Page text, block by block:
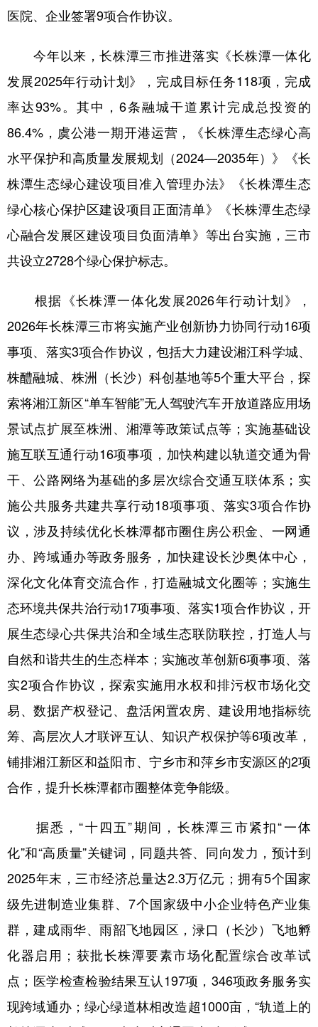
辽宁 吉林
山东 河南 湖北 湖南
广东 广西 海南 重庆
四川 贵州 云南 西藏
陕西 甘肃 青海 宁夏
新疆 内蒙古 黑龙江
Русский язык 日本語 한국어
医院、企业签署9项合作协议。
今年以来，长株潭三市推进落实《长株潭一体化
发展2025年行动计划》，完成目标任务118项，完成
率达93%。其中，6条融城干道累计完成总投资的
86.4%，虞公港一期开港运营，《长株潭生态绿心高
水平保护和高质量发展规划（2024—2035年）》《长
株潭生态绿心建设项目准入管理办法》《长株潭生态
绿心核心保护区建设项目正面清单》《长株潭生态绿
心融合发展区建设项目负面清单》等出台实施，三市
共设立2728个绿心保护标志。
根据《长株潭一体化发展2026年行动计划》，
2026年长株潭三市将实施产业创新协力协同行动16项
事项、落实3项合作协议，包括大力建设湘江科学城、
株醴融城、株洲（长沙）科创基地等5个重大平台，探
索将湘江新区“单车智能”无人驾驶汽车开放道路应用场
景试点扩展至株洲、湘潭等政策试点等；实施基础设
施互联互通行动16项事项，加快构建以轨道交通为骨
干、公路网络为基础的多层次综合交通互联体系；实
施公共服务共建共享行动18项事项、落实3项合作协
议，涉及持续优化长株潭都市圈住房公积金、一网通
办、跨域通办等政务服务，加快建设长沙奥体中心，
深化文化体育交流合作，打造融城文化圈等；实施生
态环境共保共治行动17项事项、落实1项合作协议，开
展生态绿心共保共治和全域生态联防联控，打造人与
自然和谐共生的生态样本；实施改革创新6项事项、落
实2项合作协议，探索实施用水权和排污权市场化交
易、数据产权登记、盘活闲置农房、建设用地指标统
筹、高层次人才联评互认、知识产权保护等6项改革，
铺排湘江新区和益阳市、宁乡市和萍乡市安源区的2项
合作，提升长株潭都市圈整体竞争能级。
据悉，“十四五”期间，长株潭三市紧扣“一体
化”和“高质量”关键词，同题共答、同向发力，预计到
2025年末，三市经济总量达2.3万亿元；拥有5个国家
级先进制造业集群、7个国家级中小企业特色产业集
群，建成雨华、雨韶飞地园区，渌口（长沙）飞地孵
化器启用；获批长株潭要素市场化配置综合改革试
点；医学检查检验结果互认197项，346项政务服务实
现跨域通办；绿心绿道林相改造超1000亩，“轨道上的